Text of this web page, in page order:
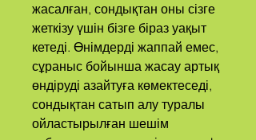
жасалған, сондықтан оны сізге
жеткізу үшін бізге біраз уақыт
кетеді. Өнімдерді жаппай емес,
сұраныс бойынша жасау артық
өндіруді азайтуға көмектеседі,
сондықтан сатып алу туралы
ойластырылған шешім